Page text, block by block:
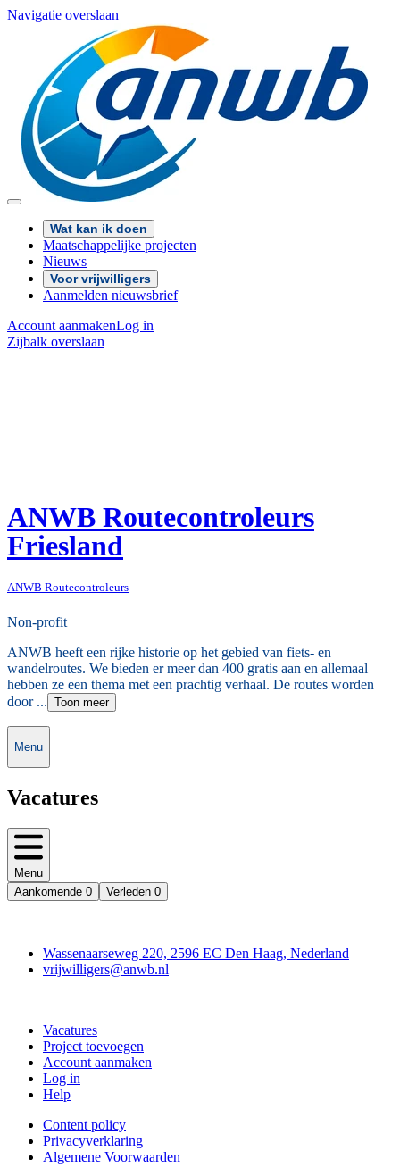
Navigatie overslaan
Wat kan ik doen
Maatschappelijke projecten
Nieuws
Voor vrijwilligers
Aanmelden nieuwsbrief
Account aanmakenLog in
Zijbalk overslaan
ANWB Routecontroleurs
Friesland
ANWB Routecontroleurs
Non-profit
ANWB heeft een rijke historie op het gebied van fiets- en
wandelroutes. We bieden er meer dan 400 gratis aan en allemaal
hebben ze een thema met een prachtig verhaal. De routes worden
door ... Toon meer
Menu
Vacatures
Menu
Aankomende 0 Verleden 0
Wassenaarseweg 220, 2596 EC Den Haag, Nederland
vrijwilligers@anwb.nl
Vacatures
Project toevoegen
Account aanmaken
Log in
Help
Content policy
Privacyverklaring
Algemene Voorwaarden